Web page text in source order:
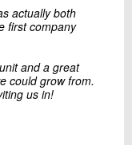
actually both
first company
and a great
could grow from.
us in!